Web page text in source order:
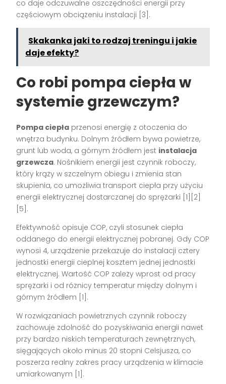
co daje odczuwalne oszczędności energii przy
częściowym obciążeniu instalacji [3].
Skakanka jaki to rodzaj treningu i jakie
daje efekty?
Co robi pompa ciepła w
systemie grzewczym?
Pompa ciepła przenosi energię z otoczenia do
wnętrza budynku. Dolnym źródłem bywa powietrze,
grunt lub woda, a górnym źródłem jest instalacja
grzewcza. Nośnikiem energii jest czynnik roboczy,
który krąży w szczelnym obiegu i zmienia stan
skupienia, co umożliwia transport ciepła przy użyciu
energii elektrycznej dostarczanej do sprężarki [1][2]
[5].
Efektywność opisuje COP, czyli stosunek ciepła
oddanego do energii elektrycznej pobranej. Gdy COP
wynosi 4, urządzenie przekazuje do instalacji cztery
jednostki energii cieplnej kosztem jednej jednostki
elektrycznej. Wartość COP zależy wprost od pracy
sprężarki i od różnicy temperatur między dolnym i
górnym źródłem [1].
W rozwiązaniach powietrznych czynnik roboczy
zachowuje zdolność do pozyskiwania energii nawet
przy bardzo niskich temperaturach zewnętrznych,
sięgających około minus 20 stopni Celsjusza, co
poszerza realny zakres pracy urządzenia w klimacie
umiarkowanym [1].